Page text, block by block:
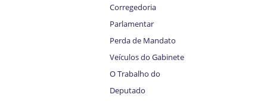
Corregedoria
Parlamentar
Perda de Mandato
Veículos do Gabinete
O Trabalho do
Deputado